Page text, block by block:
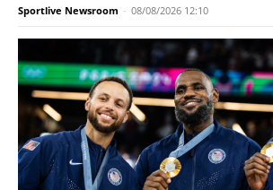
Sportlive Newsroom - 08/08/2026 12:10